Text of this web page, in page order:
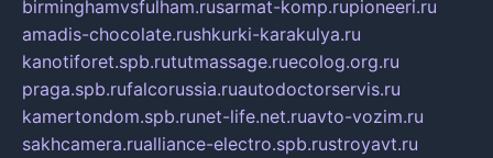
birminghamvsfulham.rusarmat-komp.rupioneeri.ru
amadis-chocolate.rushkurki-karakulya.ru
kanotiforet.spb.rututmassage.ruecolog.org.ru
praga.spb.rufalcorussia.ruautodoctorservis.ru
kamertondom.spb.runet-life.net.ruavto-vozim.ru
sakhcamera.rualliance-electro.spb.rustroyavt.ru